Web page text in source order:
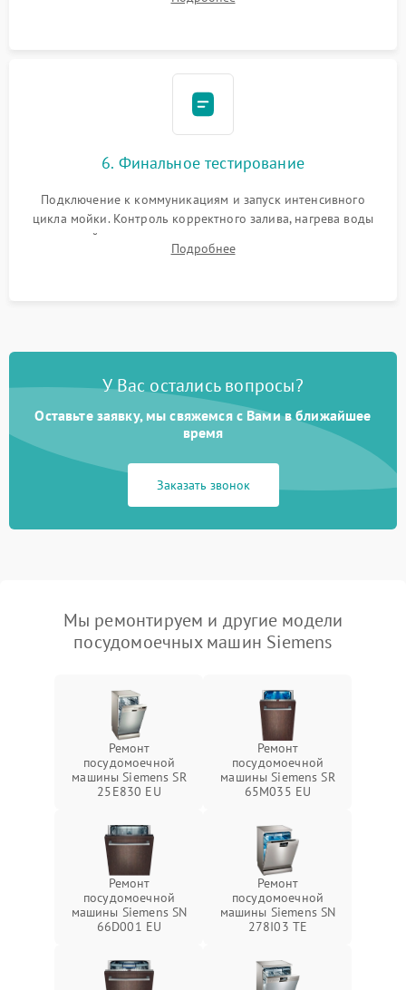
сборка корпуса и установка датчика поплавка.
6. Финальное тестирование
Подключение к коммуникациям и запуск интенсивного
цикла мойки. Контроль корректного залива, нагрева воды
до нужной температуры, отсутствия посторонних шумов,
штатного слива и абсолютной сухости в поддоне.
Подробнее
У Вас остались вопросы?
Оставьте заявку, мы свяжемся с Вами в ближайшее
время
Заказать звонок
Мы ремонтируем и другие модели
посудомоечных машин Siemens
Ремонт
посудомоечной
машины Siemens SR
25E830 EU
Ремонт
посудомоечной
машины Siemens SR
65M035 EU
Ремонт
посудомоечной
машины Siemens SN
66D001 EU
Ремонт
посудомоечной
машины Siemens SN
278I03 TE